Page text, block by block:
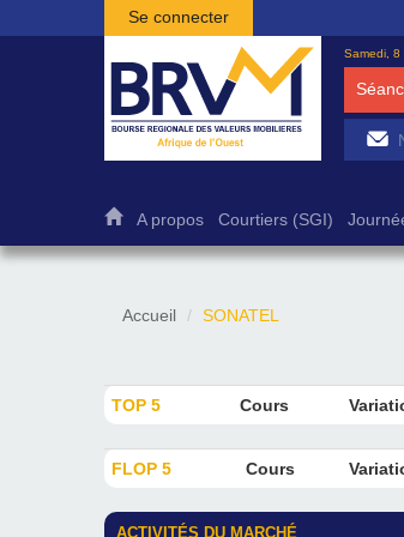
Aller au contenu principal
Se connecter
Samedi,
A propos Courtiers (SGI)
Accueil SONATEL
TOP 5 Cours
FLOP 5 Cours
ACTIVITÉS DU MARCHÉ